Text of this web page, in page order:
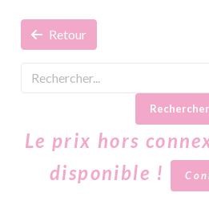
Retour
Rechercher
Le prix hors
disponible !